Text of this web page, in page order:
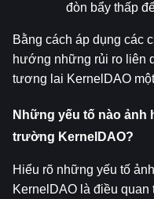
đòn bẩy thấp
Bằng cách áp dụng các
hướng những rủi ro liên
tương lai KernelDAO
Những yếu tố nào
trường KernelDAO?
Hiểu rõ những yếu tố
KernelDAO là điều